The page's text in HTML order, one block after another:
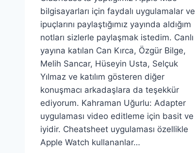
bilgisayarları için faydalı uygulamalar ve
ipuçlarını paylaştığımız yayında aldığım
notları sizlerle paylaşmak istedim. Canlı
yayına katılan Can Kırca, Özgür Bilge,
Melih Sancar, Hüseyin Usta, Selçuk
Yılmaz ve katılım gösteren diğer
konuşmacı arkadaşlara da teşekkür
ediyorum. Kahraman Uğurlu: Adapter
uygulaması video editleme için basit ve
iyidir. Cheatsheet uygulaması özellikle
Apple Watch kullananlar…